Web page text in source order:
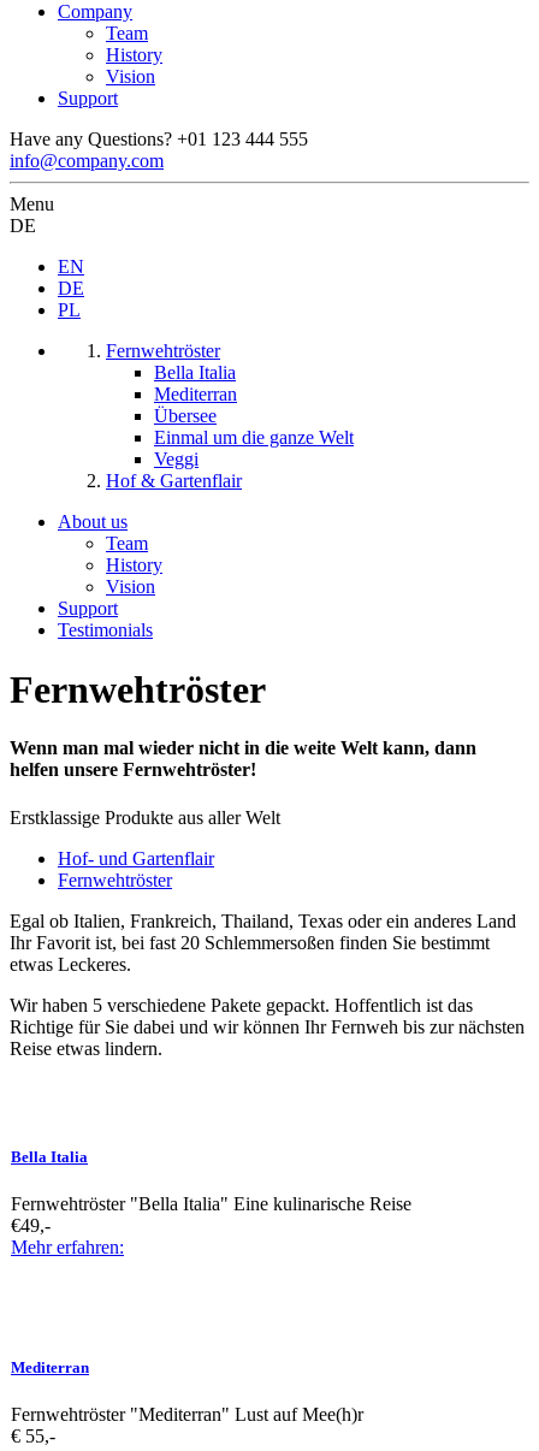
Company
Team
History
Vision
Support
Have any Questions? +01 123 444 555
info@company.com
Menu
DE
EN
DE
PL
Fernwehtröster
Bella Italia
Mediterran
Übersee
Einmal um die ganze Welt
Veggi
Hof & Gartenflair
About us
Team
History
Vision
Support
Testimonials
Fernwehtröster
Wenn man mal wieder nicht in die weite Welt kann, dann
helfen unsere Fernwehtröster!
Erstklassige Produkte aus aller Welt
Hof- und Gartenflair
Fernwehtröster
Egal ob Italien, Frankreich, Thailand, Texas oder ein anderes Land
Ihr Favorit ist, bei fast 20 Schlemmersoßen finden Sie bestimmt
etwas Leckeres.
Wir haben 5 verschiedene Pakete gepackt. Hoffentlich ist das
Richtige für Sie dabei und wir können Ihr Fernweh bis zur nächsten
Reise etwas lindern.
Bella Italia
Fernwehtröster "Bella Italia" Eine kulinarische Reise
€49,-
Mehr erfahren:
Mediterran
Fernwehtröster "Mediterran" Lust auf Mee(h)r
€ 55,-